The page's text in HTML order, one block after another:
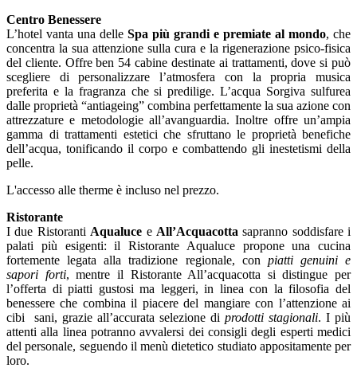
Centro Benessere
L’hotel vanta una delle Spa più grandi e premiate al mondo, che
concentra la sua attenzione sulla cura e la rigenerazione psico-fisica
del cliente. Offre ben 54 cabine destinate ai trattamenti, dove si può
scegliere di personalizzare l’atmosfera con la propria musica
preferita e la fragranza che si predilige. L’acqua Sorgiva sulfurea
dalle proprietà “antiageing” combina perfettamente la sua azione con
attrezzature e metodologie all’avanguardia. Inoltre offre un’ampia
gamma di trattamenti estetici che sfruttano le proprietà benefiche
dell’acqua, tonificando il corpo e combattendo gli inestetismi della
pelle.
L'accesso alle therme è incluso nel prezzo.
Ristorante
I due Ristoranti Aqualuce e All’Acquacotta sapranno soddisfare i
palati più esigenti: il Ristorante Aqualuce propone una cucina
fortemente legata alla tradizione regionale, con piatti genuini e
sapori forti, mentre il Ristorante All’acquacotta si distingue per
l’offerta di piatti gustosi ma leggeri, in linea con la filosofia del
benessere che combina il piacere del mangiare con l’attenzione ai
cibi sani, grazie all’accurata selezione di prodotti stagionali. I più
attenti alla linea potranno avvalersi dei consigli degli esperti medici
del personale, seguendo il menù dietetico studiato appositamente per
loro.